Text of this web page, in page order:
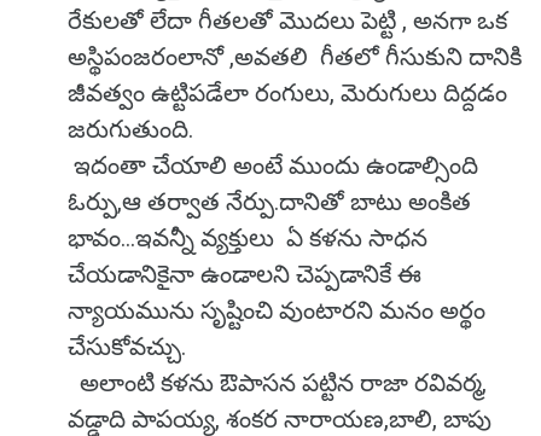
రేకులతో లేదా గీతలతో మొదలు పెట్టి , అనగా ఒక
అస్థిపంజరంలానో ,అవతలి గీతలో గీసుకుని దానికి
జీవత్వం ఉట్టిపడేలా రంగులు, మెరుగులు దిద్దడం
జరుగుతుంది.
ఇదంతా చేయాలి అంటే ముందు ఉండాల్సింది
ఓర్పు,ఆ తర్వాత నేర్పు.దానితో బాటు అంకిత
భావం...ఇవన్నీ వ్యక్తులు ఏ కళను సాధన
చేయడానికైనా ఉండాలని చెప్పడానికే ఈ
న్యాయమును సృష్టించి వుంటారని మనం అర్థం
చేసుకోవచ్చు.
అలాంటి కళను ఔపాసన పట్టిన రాజా రవివర్మ,
వడ్డాది పాపయ్య, శంకర నారాయణ,బాలి, బాపు